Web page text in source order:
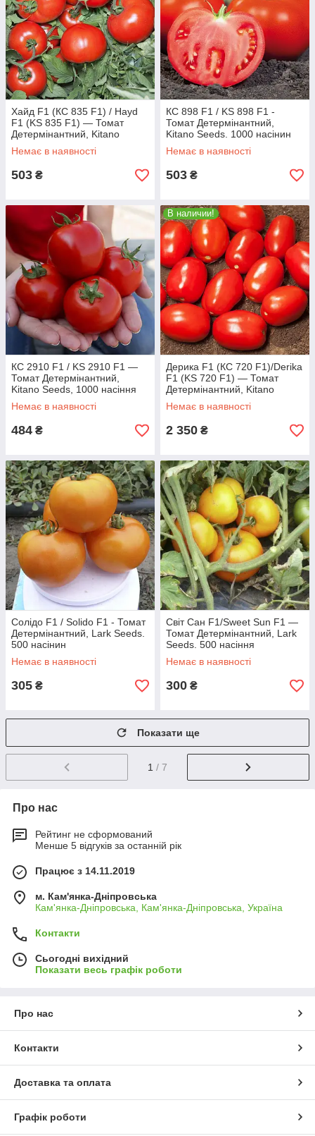
Хайд F1 (КС 835 F1) / Hayd
F1 (KS 835 F1) — Томат
Детермінантний, Kitano
Seeds. 1000 насіння
Немає в наявності
503 ₴
КС 898 F1 / KS 898 F1 -
Томат Детермінантний,
Kitano Seeds. 1000 насінин
(Дата пакування: 01/2018)
Немає в наявності
503 ₴
КС 2910 F1 / KS 2910 F1 —
Томат Детермінантний,
Kitano Seeds, 1000 насіння
Немає в наявності
484 ₴
В наличии!
Дерика F1 (КС 720 F1)/Derika
F1 (KS 720 F1) — Томат
Детермінантний, Kitano
Seeds, 10 000 насіння
Немає в наявності
2 350 ₴
Солідо F1 / Solido F1 - Томат
Детермінантний, Lark Seeds.
500 насінин
Немає в наявності
305 ₴
Світ Сан F1/Sweet Sun F1 —
Томат Детермінантний, Lark
Seeds. 500 насіння
Немає в наявності
300 ₴
Показати ще
1 / 7
Про нас
Рейтинг не сформований
Менше 5 відгуків за останній рік
Працює з 14.11.2019
м. Кам'янка-Дніпровська
Кам'янка-Дніпровська, Кам'янка-Дніпровська, Україна
Контакти
Сьогодні вихідний
Показати весь графік роботи
Про нас
Контакти
Доставка та оплата
Графік роботи